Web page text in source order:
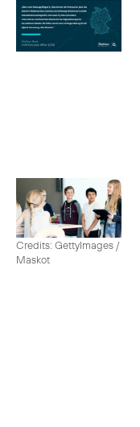
Credits: GettyImages /
Maskot